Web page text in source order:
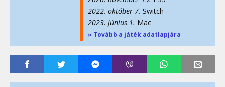
2022. október 7. Switch
2023. június 1. Mac
» Tovább a játék adatlapjára